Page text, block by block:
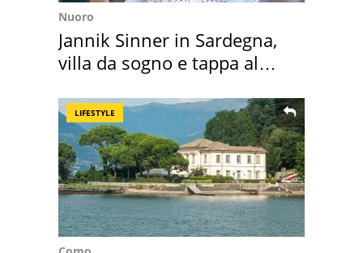
Nuoro
Jannik Sinner in Sardegna,
villa da sogno e tappa al
LIFESTYLE